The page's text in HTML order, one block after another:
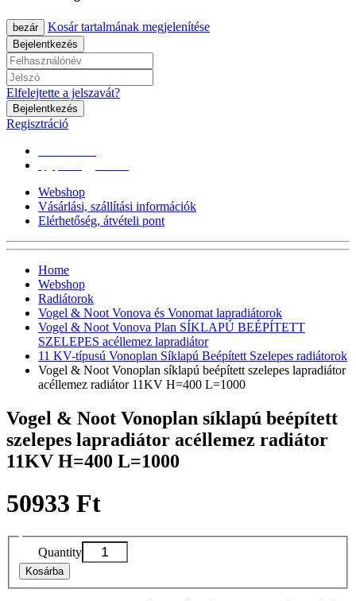
bezár Kosár tartalmának megjelenítése
Bejelentkezés
Elfelejtette a jelszavát?
Bejelentkezés
Regisztráció
Webshop
Vásárlási, szállítási információk
Elérhetőség, átvételi pont
Home
Webshop
Radiátorok
Vogel & Noot Vonova és Vonomat lapradiátorok
Vogel & Noot Vonova Plan SÍKLAPÚ BEÉPÍTETT
SZELEPES acéllemez lapradiátor
11 KV-típusú Vonoplan Síklapú Beépített Szelepes radiátorok
Vogel & Noot Vonoplan síklapú beépített szelepes lapradiátor
acéllemez radiátor 11KV H=400 L=1000
Vogel & Noot Vonoplan síklapú beépített
szelepes lapradiátor acéllemez radiátor
11KV H=400 L=1000
50933 Ft
Quantity
Kosárba